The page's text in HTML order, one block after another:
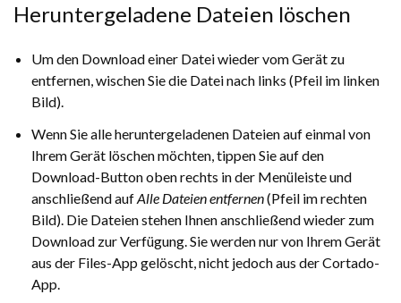
Heruntergeladene Dateien löschen
Um den Download einer Datei wieder vom Gerät zu
entfernen, wischen Sie die Datei nach links (Pfeil im linken
Bild).
Wenn Sie alle heruntergeladenen Dateien auf einmal von
Ihrem Gerät löschen möchten, tippen Sie auf den
Download-Button oben rechts in der Menüleiste und
anschließend aufAlle Dateien entfernen(Pfeil im rechten
Bild). Die Dateien stehen Ihnen anschließend wieder zum
Download zur Verfügung. Sie werden nur von Ihrem Gerät
aus der Files-App gelöscht, nicht jedoch aus der Cortado-
App.